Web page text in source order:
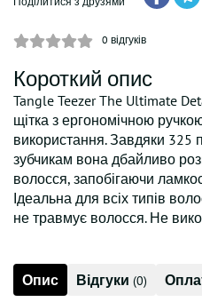
0 відгуків
Короткий опис
Tangle Teezer The Ultimate
щітка з ергономічною
використання. Завдяки 325
зубчикам вона дбайливо
волосся, запобігаючи
Ідеальна для всіх типів
не травмує волосся. Не
Опис Відгуки (0)